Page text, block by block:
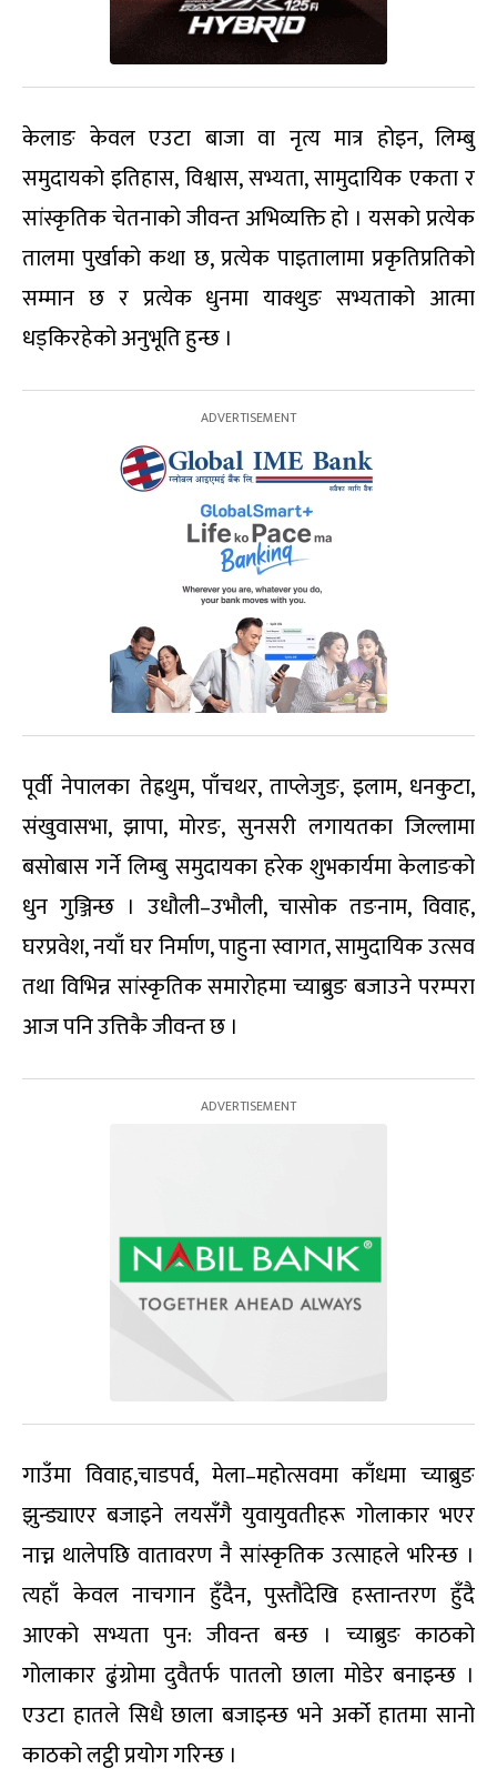
केलाङ केवल एउटा बाजा वा नृत्य मात्र होइन, लिम्बु
समुदायको इतिहास, विश्वास, सभ्यता, सामुदायिक एकता र
सांस्कृतिक चेतनाको जीवन्त अभिव्यक्ति हो । यसको प्रत्येक
तालमा पुर्खाको कथा छ, प्रत्येक पाइतालामा प्रकृतिप्रतिको
सम्मान छ र प्रत्येक धुनमा याक्थुङ सभ्यताको आत्मा
धड्किरहेको अनुभूति हुन्छ ।
पूर्वी नेपालका तेह्रथुम, पाँचथर, ताप्लेजुङ, इलाम, धनकुटा,
संखुवासभा, झापा, मोरङ, सुनसरी लगायतका जिल्लामा
बसोबास गर्ने लिम्बु समुदायका हरेक शुभकार्यमा केलाङको
धुन गुञ्जिन्छ । उधौली–उभौली, चासोक तङनाम, विवाह,
घरप्रवेश, नयाँ घर निर्माण, पाहुना स्वागत, सामुदायिक उत्सव
तथा विभिन्न सांस्कृतिक समारोहमा च्याब्रुङ बजाउने परम्परा
आज पनि उत्तिकै जीवन्त छ ।
गाउँमा विवाह,चाडपर्व, मेला–महोत्सवमा काँधमा च्याब्रुङ
झुन्ड्याएर बजाइने लयसँगै युवायुवतीहरू गोलाकार भएर
नाच्न थालेपछि वातावरण नै सांस्कृतिक उत्साहले भरिन्छ ।
त्यहाँ केवल नाचगान हुँदैन, पुस्तौंदेखि हस्तान्तरण हुँदै
आएको सभ्यता पुन: जीवन्त बन्छ । च्याब्रुङ काठको
गोलाकार ढुंग्रोमा दुवैतर्फ पातलो छाला मोडेर बनाइन्छ ।
एउटा हातले सिधै छाला बजाइन्छ भने अर्को हातमा सानो
काठको लट्ठी प्रयोग गरिन्छ ।